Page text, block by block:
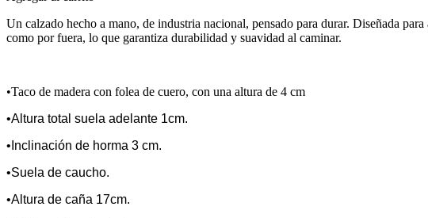
Un calzado hecho a mano, de industria nacional, pensado para durar. Diseñada
como por fuera, lo que garantiza durabilidad y suavidad al caminar.
•Taco de madera con folea de cuero, con una altura de 4 cm
•Altura total suela adelante 1cm.
•Inclinación de horma 3 cm.
•Suela de caucho.
•Altura de caña 17cm.